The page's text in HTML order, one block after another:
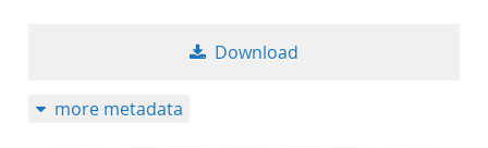
Download
more metadata